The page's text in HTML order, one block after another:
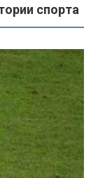
спорта